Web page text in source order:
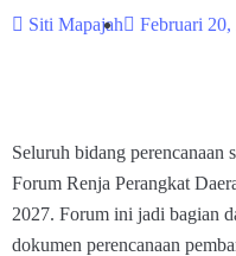
Siti Mapajah Februari 20,
Seluruh bidang perencanaan
Forum Renja Perangkat
2027. Forum ini jadi bagian
dokumen perencanaan